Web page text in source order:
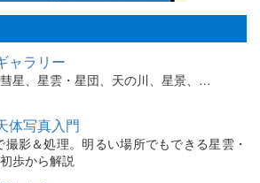
ャラリー
星、星雲・星団、天の川、星景、…
体写真入門
撮影＆処理。明るい場所でもできる星雲・
歩から解説